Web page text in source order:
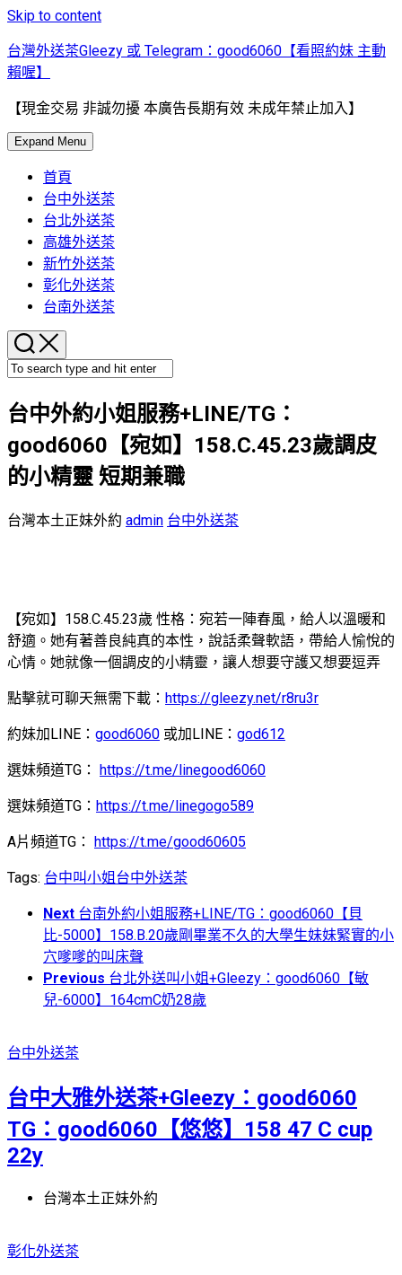
Skip to content
台灣外送茶Gleezy 或 Telegram：good6060【看照約妹 主動
賴喔】
【現金交易 非誠勿擾 本廣告長期有效 未成年禁止加入】
Expand Menu
首頁
台中外送茶
台北外送茶
高雄外送茶
新竹外送茶
彰化外送茶
台南外送茶
台中外約小姐服務+LINE/TG：
good6060【宛如】158.C.45.23歲調皮
的小精靈 短期兼職
台灣本土正妹外約 admin 台中外送茶
【宛如】158.C.45.23歲 性格：宛若一陣春風，給人以溫暖和
舒適。她有著善良純真的本性，說話柔聲軟語，帶給人愉悅的
心情。她就像一個調皮的小精靈，讓人想要守護又想要逗弄
點擊就可聊天無需下載： https://gleezy.net/r8ru3r
約妹加LINE： good6060 或加LINE： god612
選妹頻道TG： https://t.me/linegood6060
選妹頻道TG： https://t.me/linegogo589
A片頻道TG： https://t.me/good60605
Tags: 台中叫小姐 台中外送茶
Next 台南外約小姐服務+LINE/TG：good6060【貝
比-5000】158.B.20歲剛畢業不久的大學生妹妹緊實的小
穴嗲嗲的叫床聲
Previous 台北外送叫小姐+Gleezy：good6060【敏
兒-6000】164cmC奶28歲
台中外送茶
台中大雅外送茶+Gleezy：good6060
TG：good6060【悠悠】158 47 C cup
22y
台灣本土正妹外約
彰化外送茶